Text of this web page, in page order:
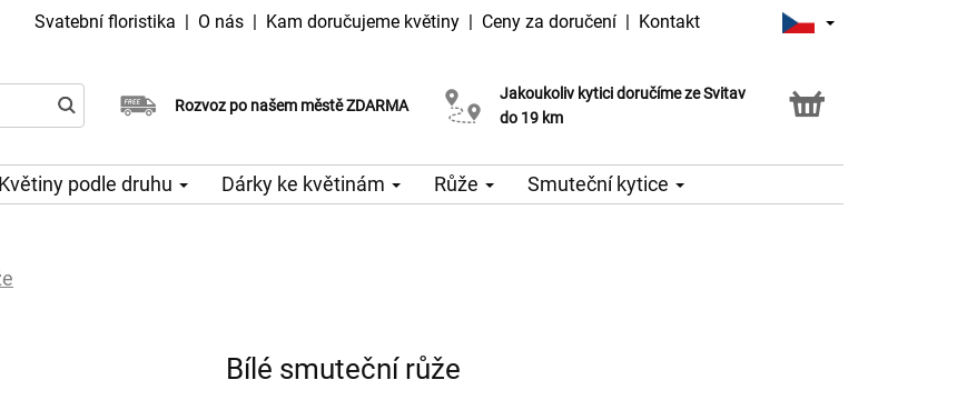
Svatební floristika | O nás | Kam doručujeme květiny | Ceny za doručení | Kontakt
Rozvoz po našem městě ZDARMA
Doručujeme již v den objednávky
Možný výběr času a dne doručení
Jakoukoliv kytici doručíme ze Svitav
do 19 km
Možnost vyzvednout v naší květince
Květiny podle druhu Dárky ke květinám Růže Smuteční kytice
Bílé smuteční růže